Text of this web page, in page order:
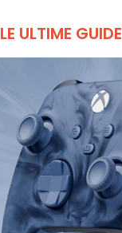
LE ULTIME GUIDE